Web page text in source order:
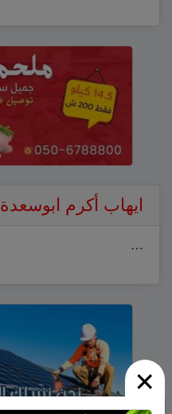
×
ايهاب أكرم ابوسعدة
…